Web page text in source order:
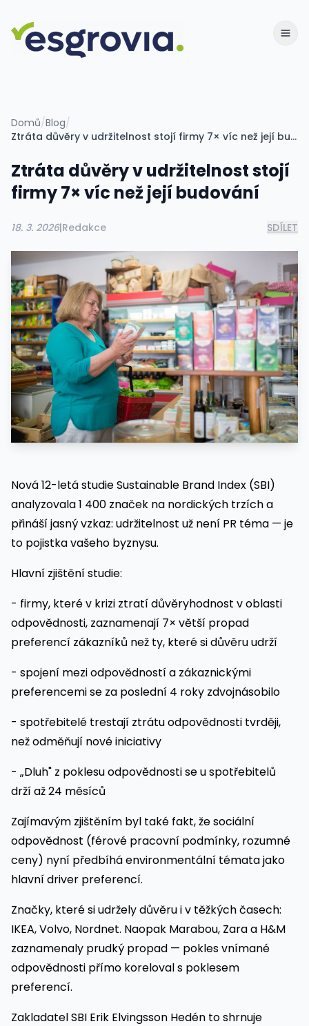
Domů/Blog/
Ztráta důvěry v udržitelnost stojí firmy 7× víc než její budování
Ztráta důvěry v udržitelnost stojí
firmy 7× víc než její budování
18. 3. 2026|Redakce SDÍLET
Nová 12-letá studie Sustainable Brand Index (SBI)
analyzovala 1 400 značek na nordických trzích a
přináší jasný vzkaz: udržitelnost už není PR téma — je
to pojistka vašeho byznysu.
Hlavní zjištění studie:
- firmy, které v krizi ztratí důvěryhodnost v oblasti
odpovědnosti, zaznamenají 7× větší propad
preferencí zákazníků než ty, které si důvěru udrží
- spojení mezi odpovědností a zákaznickými
preferencemi se za poslední 4 roky zdvojnásobilo
- spotřebitelé trestají ztrátu odpovědnosti tvrději,
než odměňují nové iniciativy
- „Dluh" z poklesu odpovědnosti se u spotřebitelů
drží až 24 měsíců
Zajímavým zjištěním byl také fakt, že sociální
odpovědnost (férové pracovní podmínky, rozumné
ceny) nyní předbíhá environmentální témata jako
hlavní driver preferencí.
Značky, které si udržely důvěru i v těžkých časech:
IKEA, Volvo, Nordnet. Naopak Marabou, Zara a H&M
zaznamenaly prudký propad — pokles vnímané
odpovědnosti přímo koreloval s poklesem
preferencí.
Zakladatel SBI Erik Elvingsson Hedén to shrnuje